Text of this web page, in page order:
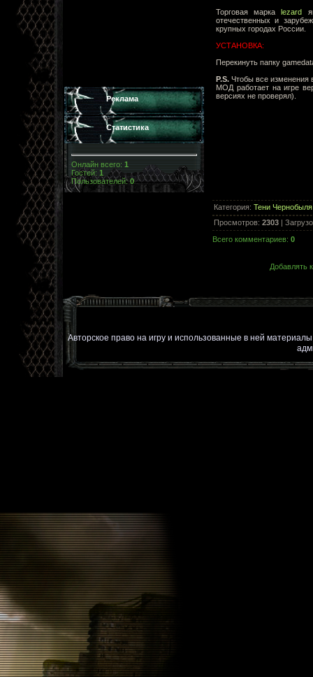
Реклама
Статистика
Онлайн всего: 1
Гостей: 1
Пользователей:0
Торговая маркаlezard
отечественных и
крупных городах России.
УСТАНОВКА:
Перекинуть папку
P.S. Чтобы все изменения
МОД работает на игре
версиях не проверял).
Категория: Тени Чернобыля
Просмотров: 2303 |
Всего комментариев: 0
Добавлять
Авторское право на игру и использованные в ней